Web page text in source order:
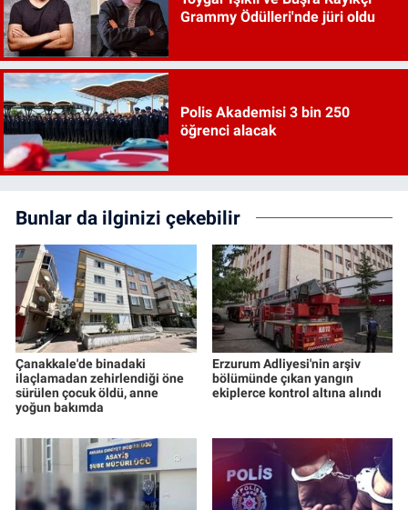
Grammy Ödülleri'nde jüri oldu
Polis Akademisi 3 bin 250
öğrenci alacak
Bunlar da ilginizi çekebilir
Çanakkale'de binadaki
ilaçlamadan zehirlendiği öne
sürülen çocuk öldü, anne
yoğun bakımda
Erzurum Adliyesi'nin arşiv
bölümünde çıkan yangın
ekiplerce kontrol altına alındı